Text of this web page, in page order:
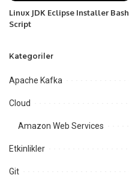
Linux JDK Eclipse Installer Bash
Script
Kategoriler
Apache Kafka
Cloud
Amazon Web Services
Etkinlikler
Git